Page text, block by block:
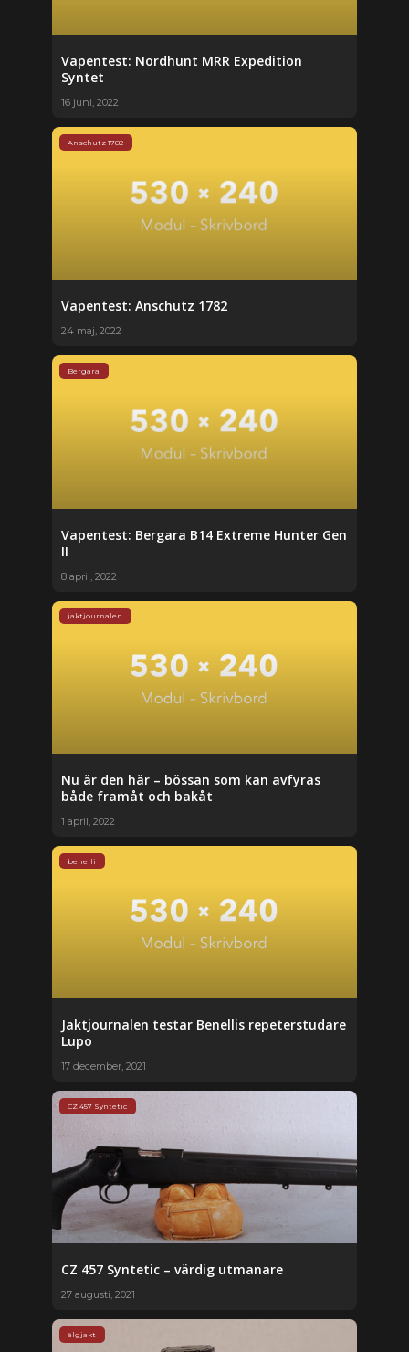
Vapentest: Nordhunt MRR ­Expedition
Syntet
16 juni, 2022
Anschutz 1782
Vapentest: Anschutz 1782
24 maj, 2022
Bergara
Vapentest: Bergara B14 Extreme Hunter Gen
II
8 april, 2022
jaktjournalen
Nu är den här – bössan som kan avfyras
både framåt och bakåt
1 april, 2022
benelli
Jaktjournalen testar Benellis repeterstudare
Lupo
17 december, 2021
CZ 457 Syntetic
CZ 457 Syntetic – värdig utmanare
27 augusti, 2021
älgjakt